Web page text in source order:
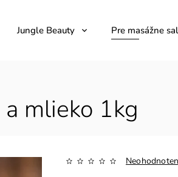
Jungle Beauty Pre masážne
mlieko 1kg